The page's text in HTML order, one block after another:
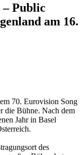
– Public
am 16.
70. Eurovision Song
die Bühne. Nach dem
Jahr in Basel
des